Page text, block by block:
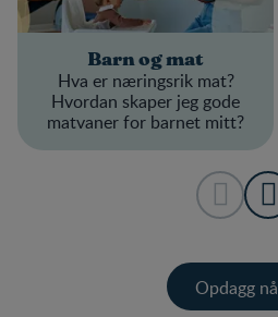
Barn og mat
Hva er næringsrik mat?
Hvordan skaper jeg gode
matvaner for barnet mitt?
Opdagg nå